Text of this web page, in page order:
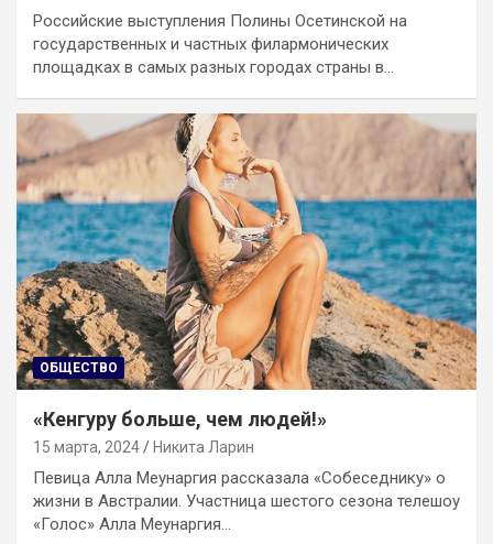
Российские выступления Полины Осетинской на
государственных и частных филармонических
площадках в самых разных городах страны в…
ОБЩЕСТВО
«Кенгуру больше, чем людей!»
15 марта, 2024 Никита Ларин
Певица Алла Меунаргия рассказала «Собеседнику» о
жизни в Австралии. Участница шестого сезона телешоу
«Голос» Алла Меунаргия…